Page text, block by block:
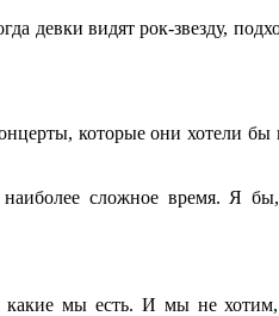
девки видят рок-звезду,
которые они хотели бы
сложное время. Я
какие мы есть. И мы не